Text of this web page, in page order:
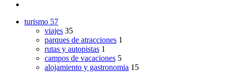
turismo 57
viajes 35
parques de atracciones 1
rutas y autopistas 1
campos de vacaciones 5
alojamiento y gastronomia 15